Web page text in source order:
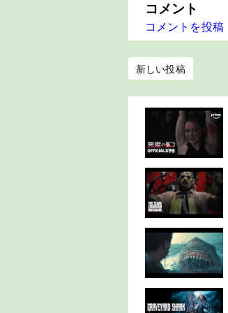
コメント
コメントを投稿
新しい投稿